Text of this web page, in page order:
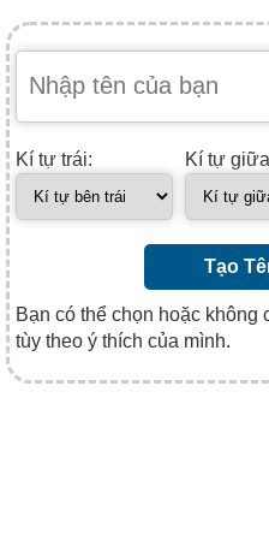
Kí tự trái: Kí tự
Tạo
Bạn có thể chọn hoặc
tùy theo ý thích của mình.